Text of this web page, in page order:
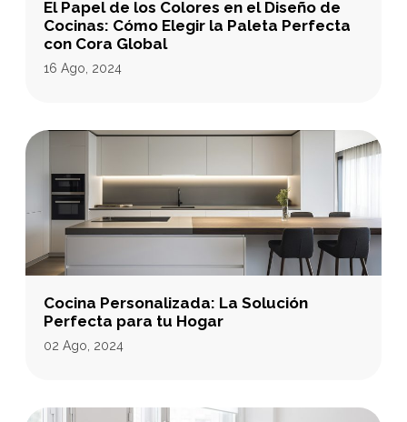
El Papel de los Colores en el Diseño de
Cocinas: Cómo Elegir la Paleta Perfecta
con Cora Global
16 Ago, 2024
Cocina Personalizada: La Solución
Perfecta para tu Hogar
02 Ago, 2024